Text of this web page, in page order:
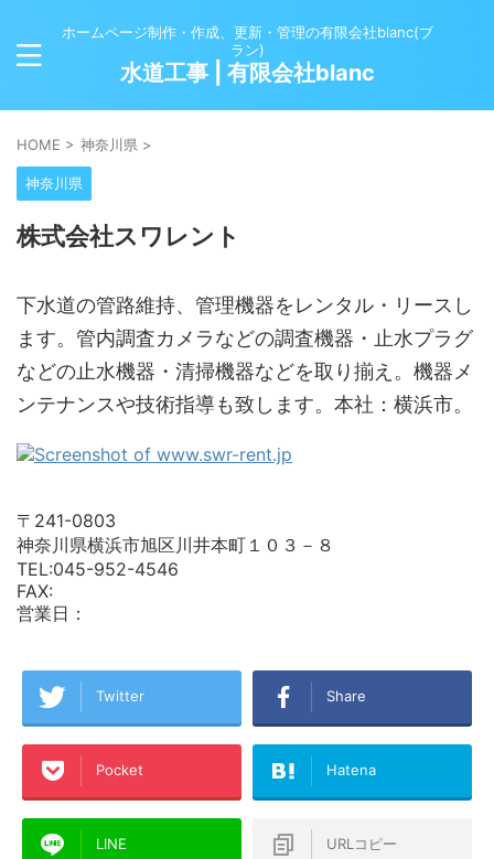
ホームページ制作・作成、更新・管理の有限会社blanc(ブ
ラン)
水道工事 | 有限会社blanc
HOME > 神奈川県 >
神奈川県
株式会社スワレント
下水道の管路維持、管理機器をレンタル・リースし
ます。管内調査カメラなどの調査機器・止水プラグ
などの止水機器・清掃機器などを取り揃え。機器メ
ンテナンスや技術指導も致します。本社：横浜市。
〒241-0803
神奈川県横浜市旭区川井本町１０３－８
TEL:045-952-4546
FAX:
営業日：
Twitter Share
Pocket Hatena
LINE URLコピー